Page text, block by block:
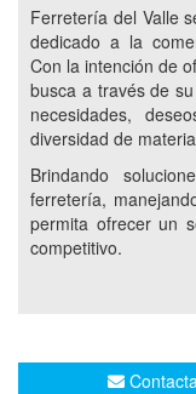
ACCESORIOS
ACCESORIOS
MATERIALES
KALOP
BRIKOL
Ferretería del Valle
dedicado a la
Con la intención de
busca a través de
necesidades,
diversidad de
Brindando
ferretería,
permita ofrecer un
competitivo.